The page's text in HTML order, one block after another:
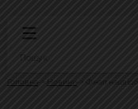
Головна Новини Фінал